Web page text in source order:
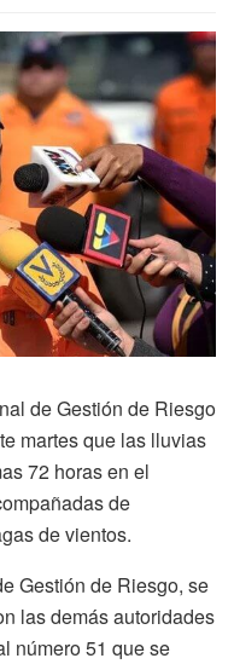
de Gestión de Riesgo
martes que las lluvias
72 horas en el
de
de vientos.
Gestión de Riesgo, se
las demás autoridades
número 51 que se